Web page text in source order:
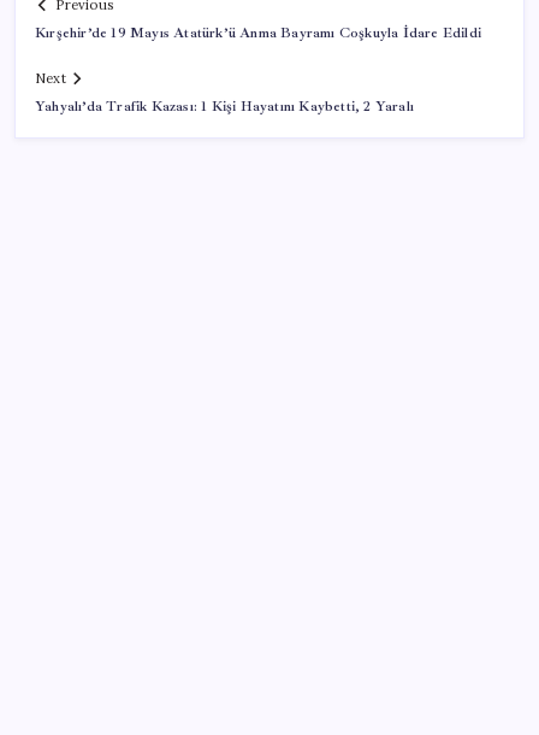
Previous
Kırşehir’de 19 Mayıs Atatürk’ü Anma Bayramı Coşkuyla İdare Edildi
Next
Yahyalı’da Trafik Kazası: 1 Kişi Hayatını Kaybetti, 2 Yaralı